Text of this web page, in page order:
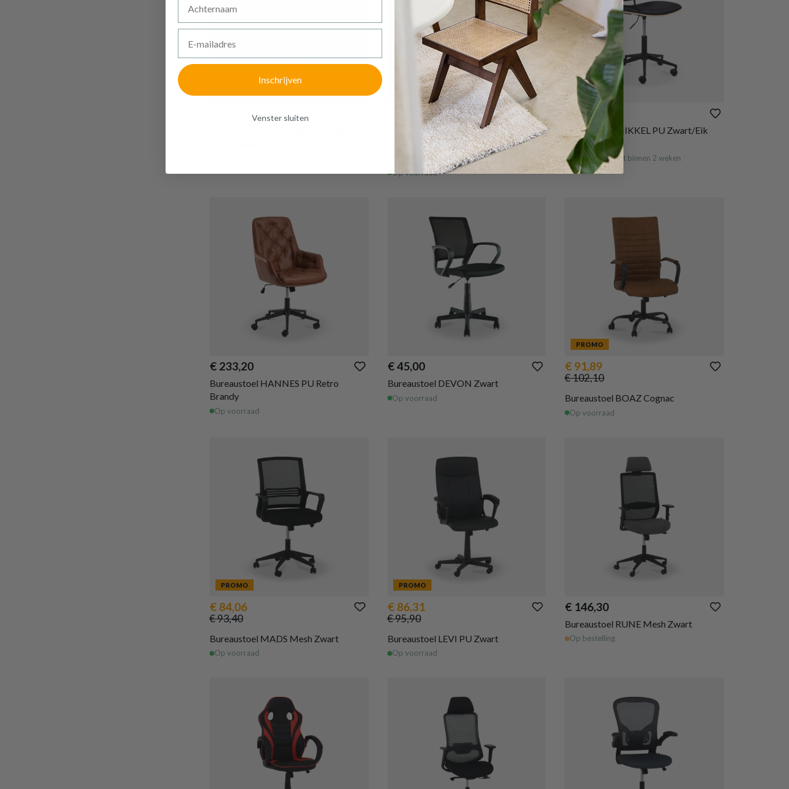
€ 163,40
PROMO
€ 86,04
Bureaustoel Gaming AVATAR Met
Arm/PU Zwart
Op voorraad
€ 159,70
Bureaustoel MIKKEL PU Zwart/Eik
Fineer
Wordt verwacht binnen 2 weken
€ 233,20
Bureaustoel HANNES PU Retro
Brandy
Op voorraad
€ 45,00
Bureaustoel DEVON Zwart
Op voorraad
PROMO
€ 91,89
€ 102,10
Bureaustoel BOAZ Cognac
Op voorraad
PROMO
€ 84,06
€ 93,40
Bureaustoel MADS Mesh Zwart
Op voorraad
PROMO
€ 86,31
€ 95,90
Bureaustoel LEVI PU Zwart
Op voorraad
€ 146,30
Bureaustoel RUNE Mesh Zwart
Op bestelling
Inschrijven
Venster sluiten